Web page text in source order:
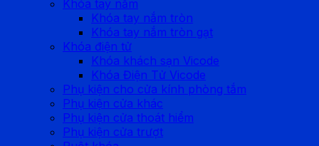
Khóa tay nắm
Khóa tay nắm tròn
Khóa tay nắm tròn gạt
Khóa điện tử
Khóa khách sạn Vicode
Khóa Điện Tử Vicode
Phụ kiện cho cửa kính phòng tắm
Phụ kiện cửa khác
Phụ kiện cửa thoát hiểm
Phụ kiện cửa trượt